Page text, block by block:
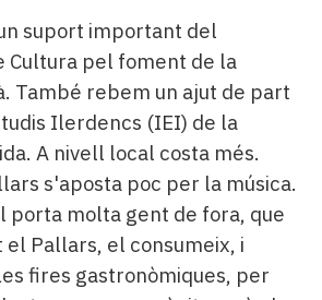
suport important del
Cultura pel foment de la
També rebem un ajut de part
Ilerdencs (IEI) de la
A nivell local costa més.
s'aposta poc per la música.
porta molta gent de fora, que
el Pallars, el consumeix, i
fires gastronòmiques, per